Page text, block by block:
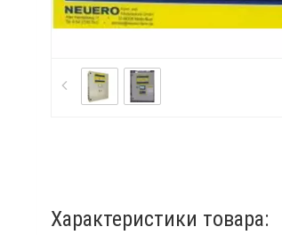
Характеристики товара: